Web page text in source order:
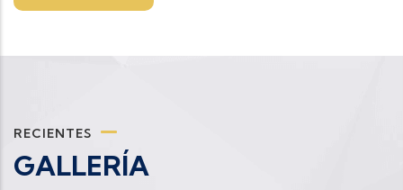
RECIENTES
GALLERÍA